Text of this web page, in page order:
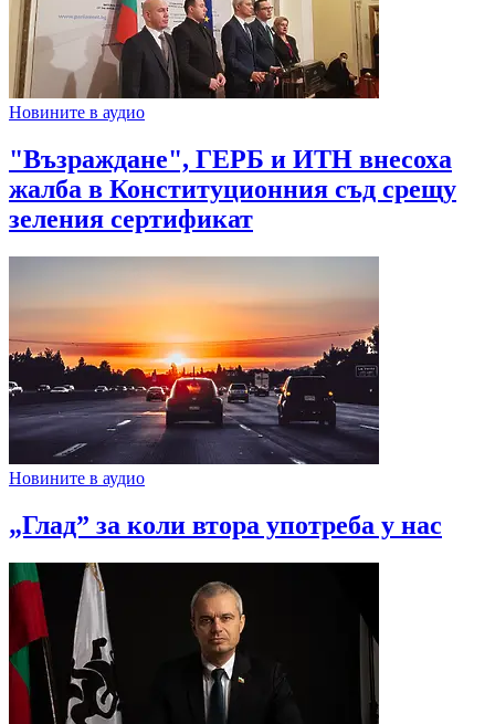
Новините в аудио
"Възраждане", ГЕРБ и ИТН внесоха
жалба в Конституционния съд срещу
зеления сертификат
Новините в аудио
„Глад” за коли втора употреба у нас